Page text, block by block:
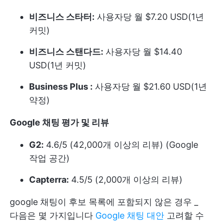
비즈니스 스타터: 사용자당 월 $7.20 USD(1년
커밋)
비즈니스 스탠다드: 사용자당 월 $14.40
USD(1년 커밋)
Business Plus : 사용자당 월 $21.60 USD(1년
약정)
Google 채팅 평가 및 리뷰
G2: 4.6/5 (42,000개 이상의 리뷰) (Google
작업 공간)
Capterra: 4.5/5 (2,000개 이상의 리뷰)
google 채팅이 후보 목록에 포함되지 않은 경우 _
다음은 몇 가지입니다 Google 채팅 대안 고려할 수